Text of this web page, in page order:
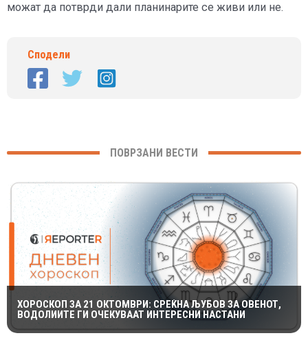
можат да потврди дали планинарите се живи или не.
Сподели
ПОВРЗАНИ ВЕСТИ
ХОРОСКОП ЗА 21 ОКТОМВРИ: СРЕЌНА ЉУБОВ ЗА ОВЕНОТ,
ВОДОЛИИТЕ ГИ ОЧЕКУВААТ ИНТЕРЕСНИ НАСТАНИ